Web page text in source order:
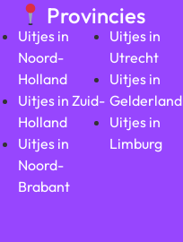
Provincies
Uitjes in
Noord-
Holland
Uitjes in Zuid-
Holland
Uitjes in
Noord-
Brabant
Uitjes in
Utrecht
Uitjes in
Gelderland
Uitjes in
Limburg